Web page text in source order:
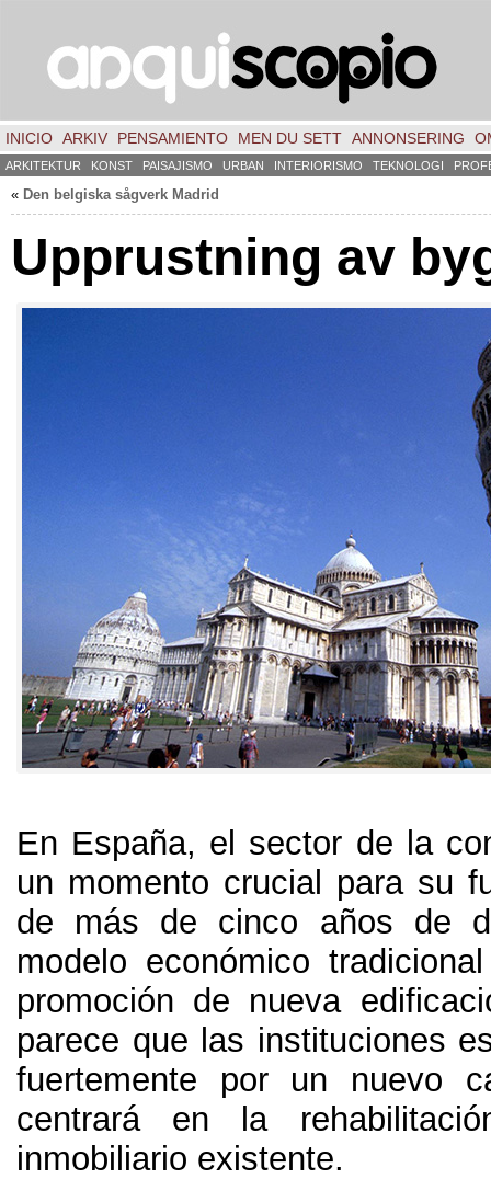
INICIO ARKIV PENSAMIENTO MEN DU SETT ANNONSERING
ARKITEKTUR KONST PAISAJISMO URBAN INTERIORISMO TEKNOLOGI
« Den belgiska sågverk Madrid
Upprustning av
En España, el sector de la
un momento crucial para su
de más de cinco años de
modelo económico
promoción de nueva
parece que las instituciones
fuertemente por un nuevo
centrará en la
inmobiliario existente.